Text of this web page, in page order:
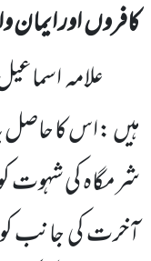
کافروں اور
علامہ
ہیں :اس کا
شرمگاہ کی شہوت
آخرت کی جانب